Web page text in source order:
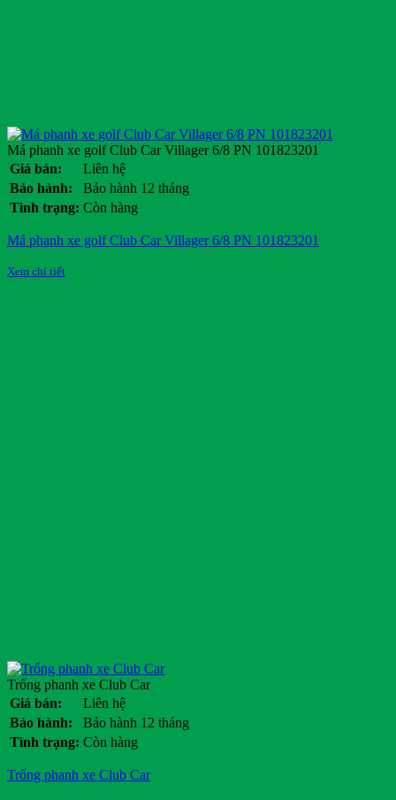
Má phanh xe golf Club Car Villager 6/8 PN 101823201
Giá bán:
Liên hệ
Bảo hành:
Bảo hành 12 tháng
Tình trạng: Còn hàng
Má phanh xe golf Club Car Villager 6/8 PN 101823201
Xem chi tiết
Trống phanh xe Club Car
Giá bán:
Liên hệ
Bảo hành:
Bảo hành 12 tháng
Tình trạng: Còn hàng
Trống phanh xe Club Car